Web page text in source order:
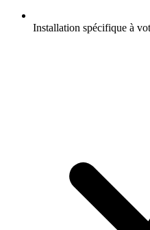
Installation spécifique à